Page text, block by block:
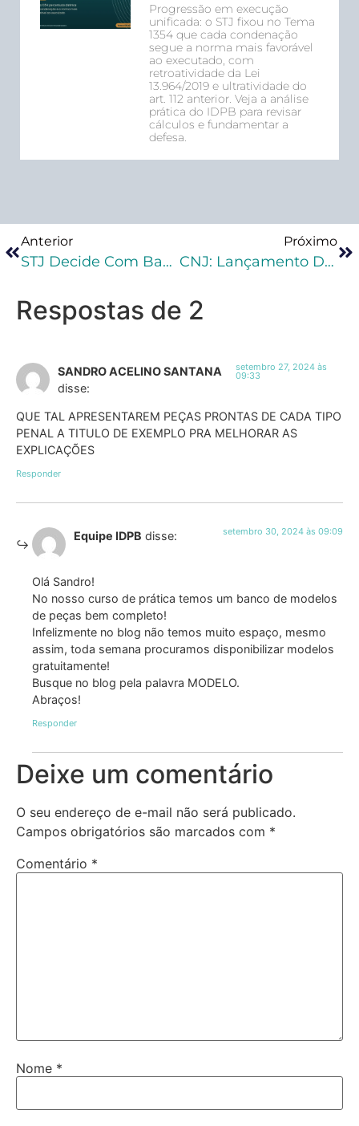
Progressão em execução
unificada: o STJ fixou no Tema
1354 que cada condenação
segue a norma mais favorável
ao executado, com
retroatividade da Lei
13.964/2019 e ultratividade do
art. 112 anterior. Veja a análise
prática do IDPB para revisar
cálculos e fundamentar a
defesa.
Anterior
STJ Decide Com Base Na Resolução N. 474 Do CNJ Sobre Mitigação Da Imposição Do Art. 105 Da LEP
Próximo
CNJ: Lançamento Do Módulo De Medidas Diversas Da Prisão E Integração SEEU
Respostas de 2
SANDRO ACELINO SANTANA
disse:
setembro 27, 2024 às
09:33
QUE TAL APRESENTAREM PEÇAS PRONTAS DE CADA TIPO
PENAL A TITULO DE EXEMPLO PRA MELHORAR AS
EXPLICAÇÕES
Responder
Equipe IDPB disse: setembro 30, 2024 às 09:09
Olá Sandro!
No nosso curso de prática temos um banco de modelos
de peças bem completo!
Infelizmente no blog não temos muito espaço, mesmo
assim, toda semana procuramos disponibilizar modelos
gratuitamente!
Busque no blog pela palavra MODELO.
Abraços!
Responder
Deixe um comentário
O seu endereço de e-mail não será publicado.
Campos obrigatórios são marcados com *
Comentário *
Nome *